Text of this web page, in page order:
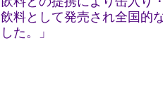
飲料として発売され全国的
した。」